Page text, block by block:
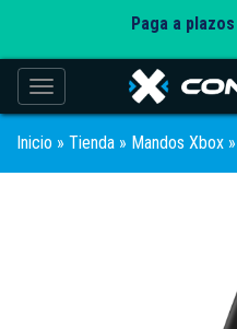
Paga a plazos
Toggle navigation
Inicio » Tienda » Mandos Xbox